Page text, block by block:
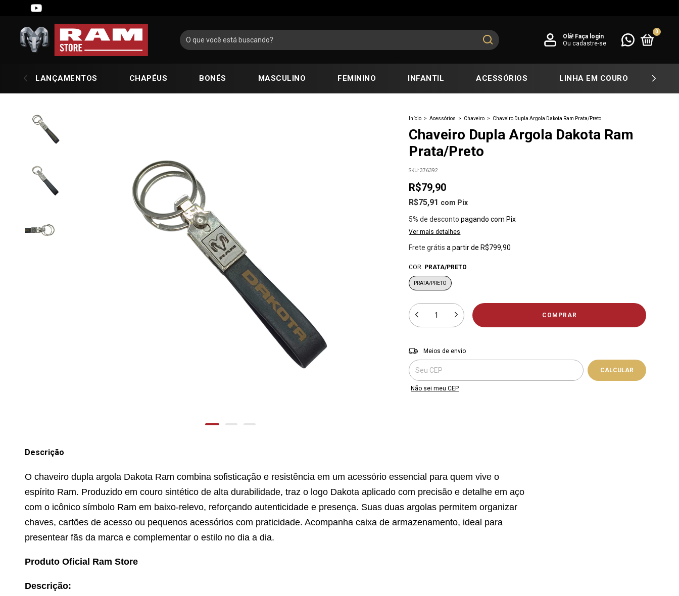
Olá! Faça login
Ou cadastre-se
0
LANÇAMENTOS CHAPÉUS BONÉS MASCULINO FEMININO INFANTIL ACESSÓRIOS LINHA EM COURO
Início > Acessórios > Chaveiro > Chaveiro Dupla Argola Dakota Ram Prata/Preto
Chaveiro Dupla Argola Dakota Ram
Prata/Preto
SKU:376392
R$79,90
R$75,91 com Pix
5% de desconto pagando com Pix
Ver mais detalhes
Frete grátis a partir de R$799,90
COR: PRATA/PRETO
PRATA/PRETO
Entregas para o CEP:
Meios de envio
CALCULAR
Não sei meu CEP
Descrição
O chaveiro dupla argola Dakota Ram combina sofisticação e resistência em um acessório essencial para quem vive o
espírito Ram. Produzido em couro sintético de alta durabilidade, traz o logo Dakota aplicado com precisão e detalhe em aço
com o icônico símbolo Ram em baixo-relevo, reforçando autenticidade e presença. Suas duas argolas permitem organizar
chaves, cartões de acesso ou pequenos acessórios com praticidade. Acompanha caixa de armazenamento, ideal para
presentear fãs da marca e complementar o estilo no dia a dia.
Produto Oficial Ram Store
Descrição: